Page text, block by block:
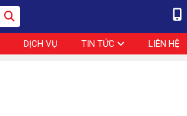
DỊCH VỤ TIN TỨC LIÊN HỆ